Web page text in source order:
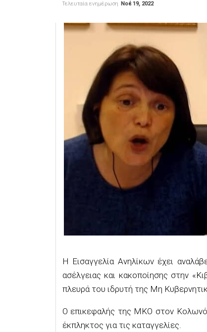
Τελευταία ενημέρωση Νοέ 19, 2022
Η Εισαγγελία Ανηλίκων έχει
ασέλγειας και κακοποίησης στην
πλευρά του ιδρυτή της Μη
Ο επικεφαλής της ΜΚΟ στον
έκπληκτος για τις καταγγελίες.